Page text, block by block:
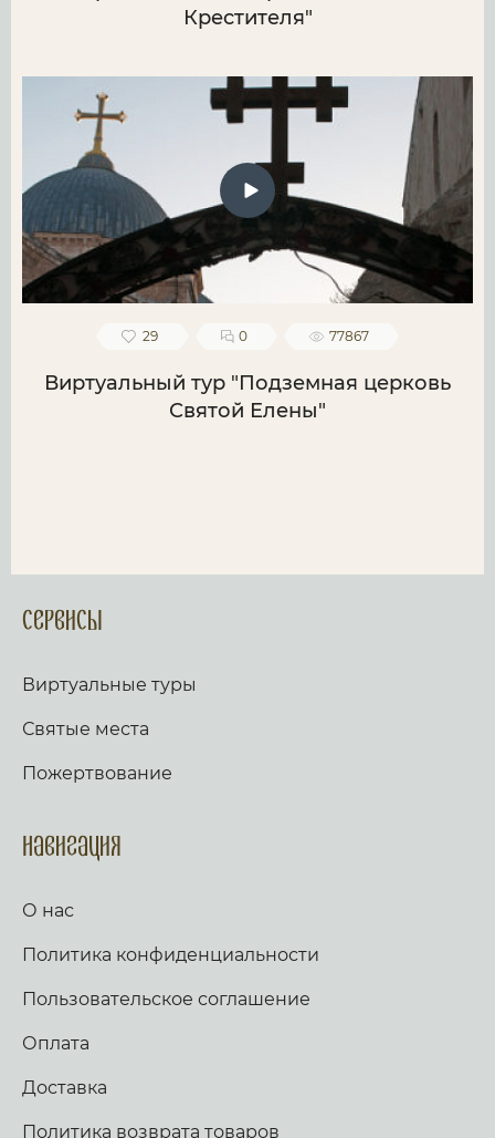
Крестителя"
29 0 77867
Виртуальный тур "Подземная церковь
Святой Елены"
Сервисы
Виртуальные туры
Святые места
Пожертвование
Навигация
О нас
Политика конфиденциальности
Пользовательское соглашение
Оплата
Доставка
Политика возврата товаров